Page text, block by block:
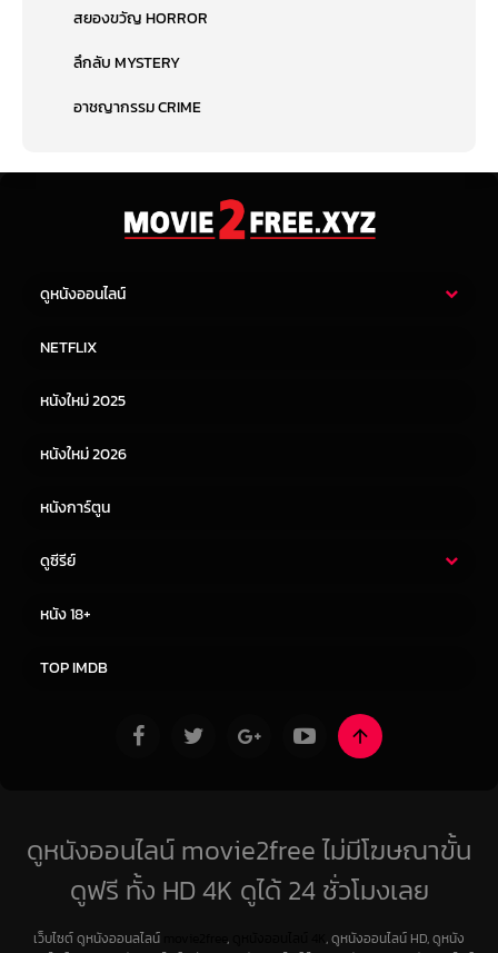
สยองขวัญ HORROR
ลึกลับ MYSTERY
อาชญากรรม CRIME
ดูหนังออนไลน์
หนังจีน
NETFLIX
หนังใหม่ 2025
หนังใหม่ 2026
หนังการ์ตูน
ดูซีรีย์
หนัง 18+
TOP IMDB
ดูหนังออนไลน์ movie2free ไม่มีโฆษณาขั้น
ดูฟรี ทั้ง HD 4K ดูได้ 24 ชั่วโมงเลย
เว็บไซต์ ดูหนังออนลไลน์ ,
, ดูหนังออนไลน์ HD, ดูหนัง